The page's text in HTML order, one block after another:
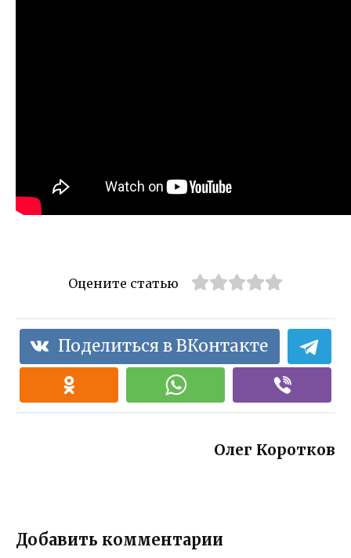
Оцените статью
Поделиться в ВКонтакте
Олег Коротков
Добавить комментарии